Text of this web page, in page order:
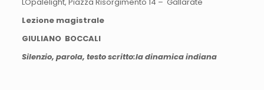
Lezione magistrale
GIULIANO BOCCALI
Silenzio, parola, testo scritto:la dinamica indiana